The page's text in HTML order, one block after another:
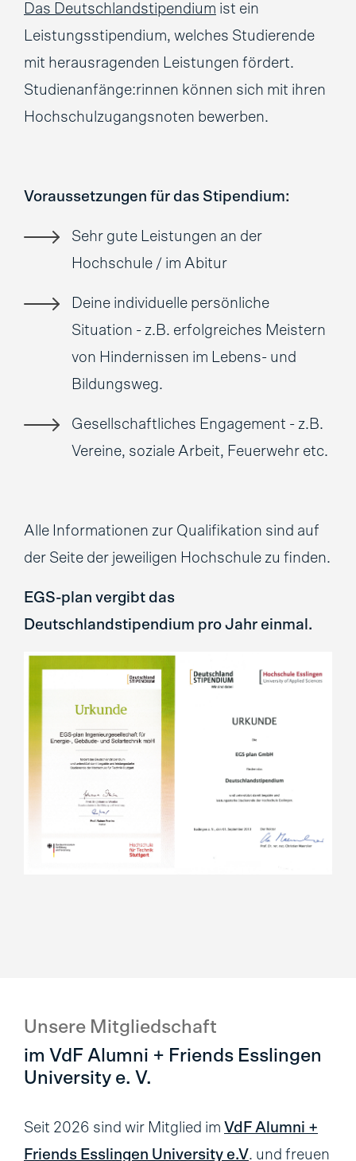
Das Deutschlandstipendium ist ein
Leistungsstipendium, welches Studierende
mit herausragenden Leistungen fördert.
Studienanfänge:rinnen können sich mit ihren
Hochschulzugangsnoten bewerben.
Voraussetzungen für das Stipendium:
Sehr gute Leistungen an der
Hochschule / im Abitur
Deine individuelle persönliche
Situation - z.B. erfolgreiches Meistern
von Hindernissen im Lebens- und
Bildungsweg.
Gesellschaftliches Engagement - z.B.
Vereine, soziale Arbeit, Feuerwehr etc.
Alle Informationen zur Qualifikation sind auf
der Seite der jeweiligen Hochschule zu finden.
EGS-plan vergibt das
Deutschlandstipendium pro Jahr einmal.
Unsere Mitgliedschaft
im VdF Alumni + Friends Esslingen
University e. V.
Seit 2026 sind wir Mitglied im VdF Alumni +
Friends Esslingen University e.V. und freuen